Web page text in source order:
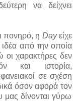
να δείχνει
πονηρό, η Dayείχε
ιδέα από την οποία
οι χαρακτήρες δεν
και ιστορία,
σε σχέση
όσον αφορά τον
μας δίνονται γύρω